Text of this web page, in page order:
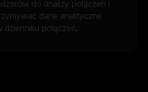
do analizy połączeń i
dane analityczne
dzienniku połączeń.